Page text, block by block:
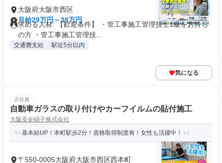
大阪府大阪市西区
月給29万円～38万円
求める人材: 【歓迎条件】 ・管工事施工管理技士1級をお持ち
の方 ・管工事施工管理技...
交通費支給 駅近5分以内
気になる
正社員
⾃動⾞ガラスの取り付けやカーフイルムの貼付施⼯
大阪安全硝子株式会社
基本給UP！本町駅歩2分！資格取得制度有！女性も活躍中！
〒550-0005大阪府大阪市西区西本町